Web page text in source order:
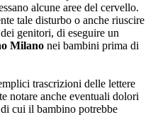
alcune aree del cervello.
tale disturbo o anche riuscire
genitori, di eseguire un
Milano nei bambini prima di
trascrizioni delle lettere
notare anche eventuali dolori
cui il bambino potrebbe